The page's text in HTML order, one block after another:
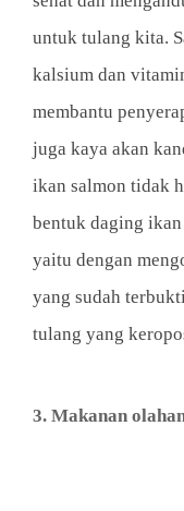
untuk tulang kita.
kalsium dan
membantu
juga kaya akan
ikan salmon tidak
bentuk daging
yaitu dengan
yang sudah
tulang yang
3. Makanan